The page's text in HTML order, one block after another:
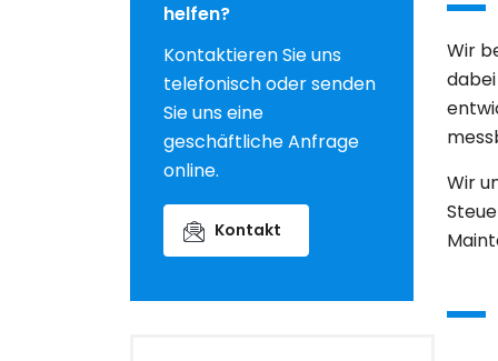
helfen?
Kontaktieren Sie uns
telefonisch oder senden
Sie uns eine
geschäftliche Anfrage
online.
Kontakt
Wir
Wir